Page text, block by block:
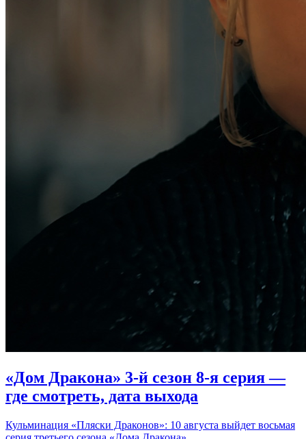
«Дом Дракона» 3-й сезон 8-я серия —
где смотреть, дата выхода
Кульминация «Пляски Драконов»: 10 августа выйдет восьмая